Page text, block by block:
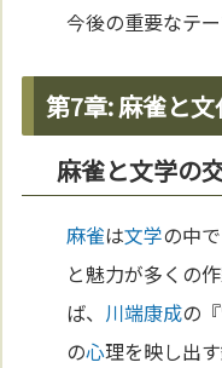
今後の重要なテー
第7章: 麻雀と文
麻雀と文学の
麻雀は文学の中
と魅力が多くの
ば、 川端康成の
の心理を映し出